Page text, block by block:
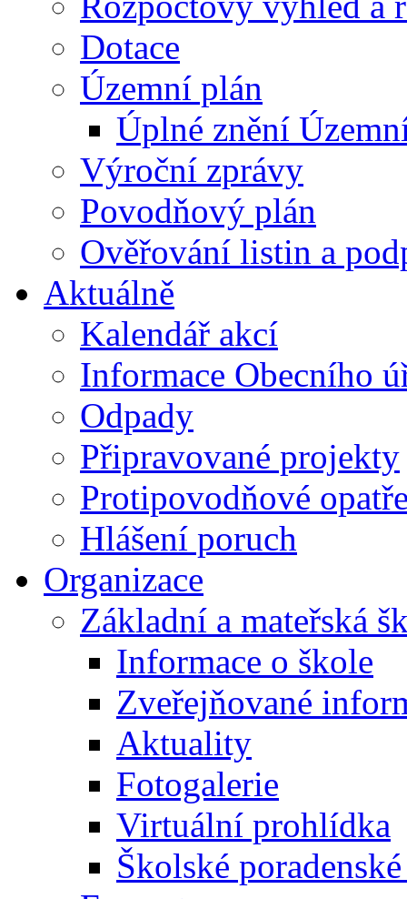
Dotace
Územní plán
Úplné znění
Výroční zprávy
Povodňový plán
Ověřování listin a
Aktuálně
Kalendář akcí
Informace Obecního
Odpady
Připravované projekty
Protipovodňové
Hlášení poruch
Organizace
Základní a mateřská
Informace o škole
Zveřejňované
Aktuality
Fotogalerie
Virtuální prohlídka
Školské